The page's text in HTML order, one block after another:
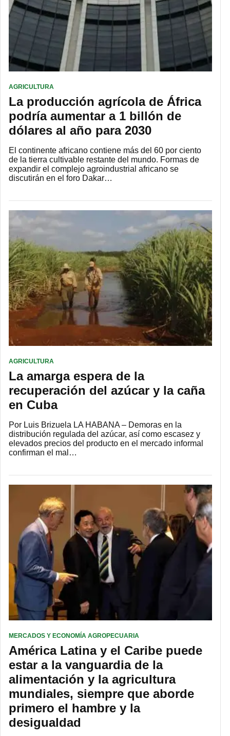
AGRICULTURA
La producción agrícola de África
podría aumentar a 1 billón de
dólares al año para 2030
El continente africano contiene más del 60 por ciento
de la tierra cultivable restante del mundo. Formas de
expandir el complejo agroindustrial africano se
discutirán en el foro Dakar…
AGRICULTURA
La amarga espera de la
recuperación del azúcar y la caña
en Cuba
Por Luis Brizuela LA HABANA – Demoras en la
distribución regulada del azúcar, así como escasez y
elevados precios del producto en el mercado informal
confirman el mal…
MERCADOS Y ECONOMÍA AGROPECUARIA
América Latina y el Caribe puede
estar a la vanguardia de la
alimentación y la agricultura
mundiales, siempre que aborde
primero el hambre y la
desigualdad